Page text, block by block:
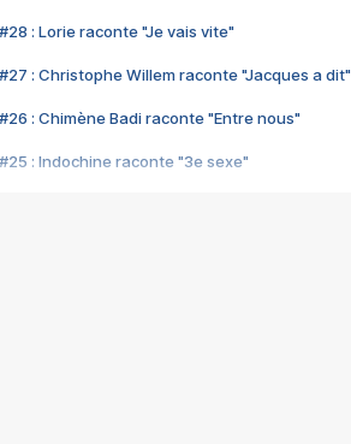
#28 : Lorie raconte "Je vais vite"
#27 : Christophe Willem raconte "Jacques a dit"
#26 : Chimène Badi raconte "Entre nous"
#25 : Indochine raconte "3e sexe"